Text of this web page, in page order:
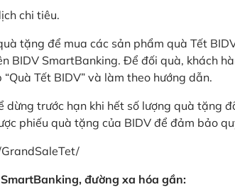
chi tiêu.
tặng để mua các sản phẩm quà Tết
BIDV SmartBanking. Để đối quà, khách
Tết BIDV” và làm theo hướng dẫn.
dừng trước hạn khi hết số lượng quà tặng
phiếu quà tặng của BIDV để đảm bảo
đường xa hóa gần: